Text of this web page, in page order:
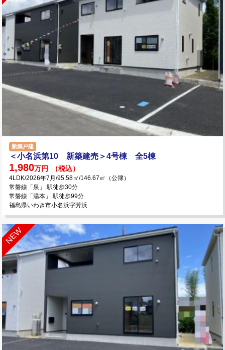
新築戸建
＜小名浜第10 新築建売＞4号棟 全5棟
1,980万円 （税込）
4LDK/2026年7月/95.58㎡/146.67㎡（公簿）
常磐線「泉」 駅徒歩30分
常磐線「湯本」 駅徒歩99分
福島県いわき市小名浜字芳浜